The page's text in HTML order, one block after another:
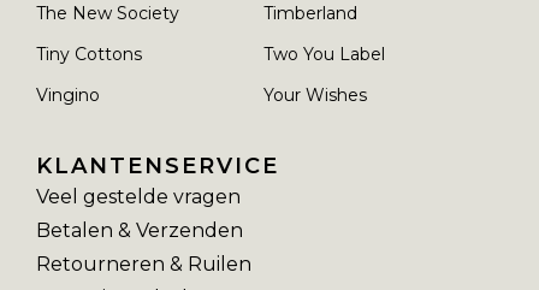
The New Society
Timberland
Tiny Cottons
Two You Label
Vingino
Your Wishes
KLANTENSERVICE
Veel gestelde vragen
Betalen & Verzenden
Retourneren & Ruilen